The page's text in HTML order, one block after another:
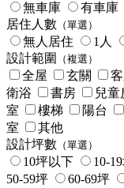
無車庫
有車庫
居住人數 （單選）
無人居住 1人
設計範圍
（複選）
全屋 玄關
衛浴
書房 兒童
室
樓梯 陽台
室
其他
設計坪數 （單選）
10坪以下 10-
50-59坪
60-69坪